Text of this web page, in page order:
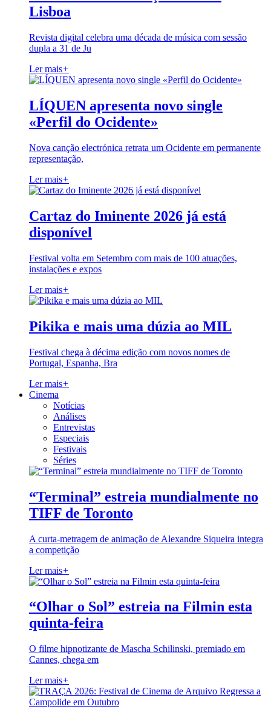
Lisboa
Revista digital celebra uma década de música com sessão
dupla a 31 de Ju
Ler mais+
LÍQUEN apresenta novo single
«Perfil do Ocidente»
Nova canção electrónica retrata um Ocidente em permanente
representação,
Ler mais+
Cartaz do Iminente 2026 já está
disponível
Festival volta em Setembro com mais de 100 atuações,
instalações e expos
Ler mais+
Pikika e mais uma dúzia ao MIL
Festival chega à décima edição com novos nomes de
Portugal, Espanha, Bra
Ler mais+
Cinema
Notícias
Análises
Entrevistas
Especiais
Festivais
Séries
“Terminal” estreia mundialmente no
TIFF de Toronto
A curta-metragem de animação de Alexandre Siqueira integra
a competição
Ler mais+
“Olhar o Sol” estreia na Filmin esta
quinta-feira
O filme hipnotizante de Mascha Schilinski, premiado em
Cannes, chega em
Ler mais+